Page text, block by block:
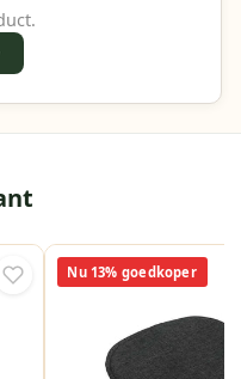
Nu 13% goedkoper